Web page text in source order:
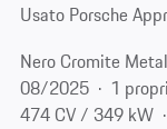
Usato Porsche
Nero Cromite
08/2025
1
474 CV / 349 kW